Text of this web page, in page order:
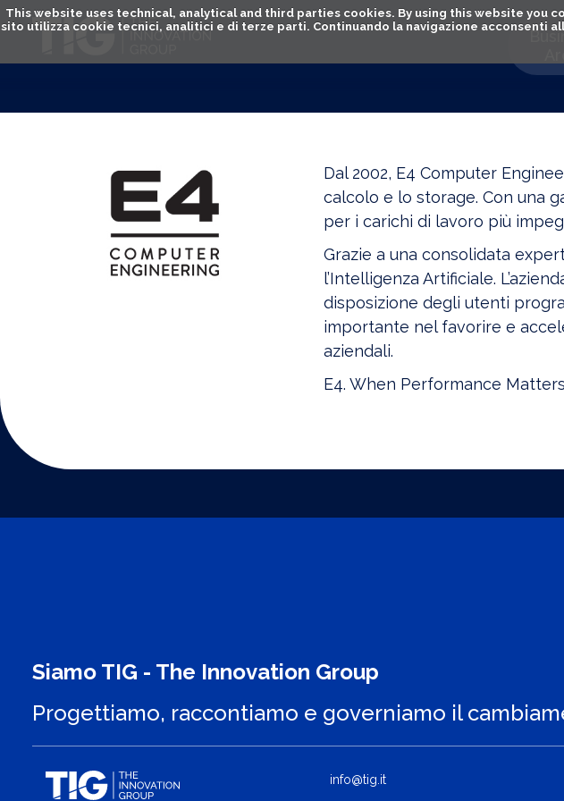
This website uses technical, analytical and third parties cookies. By using this website you
sito utilizza cookie tecnici, analitici e di terze parti. Continuando la navigazione acconsenti
Dal 2002, E4 Computer
calcolo e lo storage. Con una
per i carichi di lavoro più
Grazie a una consolidata
l’Intelligenza Artificiale.
disposizione degli utenti
importante nel favorire e
aziendali.
E4. When Performance
Siamo TIG - The Innovation Group
Progettiamo, raccontiamo e governiamo il
info@tig.it